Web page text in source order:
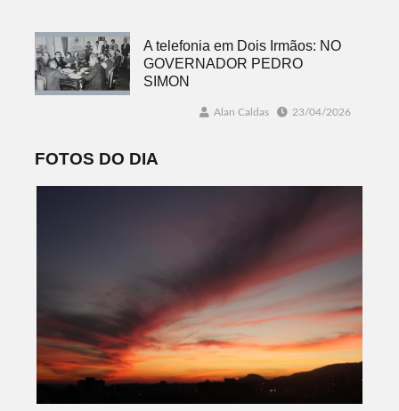
A telefonia em Dois Irmãos: NO
GOVERNADOR PEDRO
SIMON
Alan Caldas 23/04/2026
FOTOS DO DIA